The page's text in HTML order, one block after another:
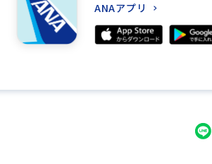
ANAアプリ